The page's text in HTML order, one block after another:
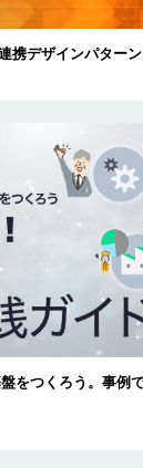
携デザインパター
をつくろう。事例